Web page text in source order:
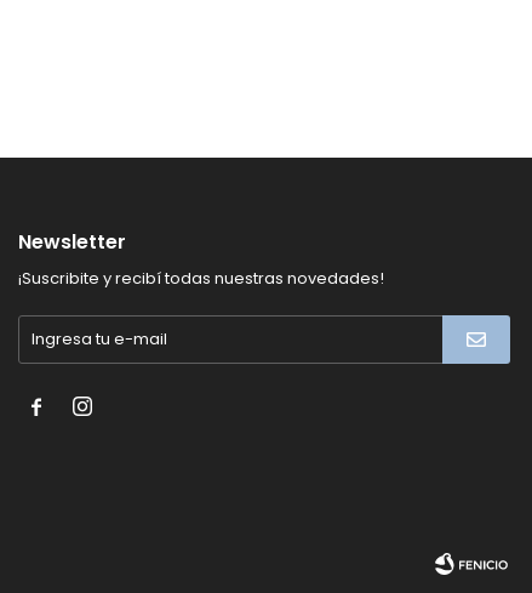
Newsletter
¡Suscribite y recibí todas nuestras novedades!
 